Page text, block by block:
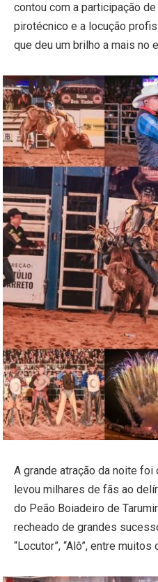
contou com a participação
pirotécnico e a locução
que deu um brilho a mais no
A grande atração da noite foi
levou milhares de fãs ao
do Peão Boiadeiro de
recheado de grandes
“Locutor”, “Alô”, entre